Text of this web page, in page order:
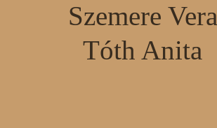
Szemere Vera
Tóth Anita